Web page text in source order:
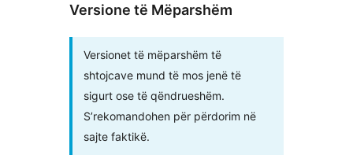
Versione të Mëparshëm
Versionet të mëparshëm të
shtojcave mund të mos jenë të
sigurt ose të qëndrueshëm.
S’rekomandohen për përdorim në
sajte faktikë.